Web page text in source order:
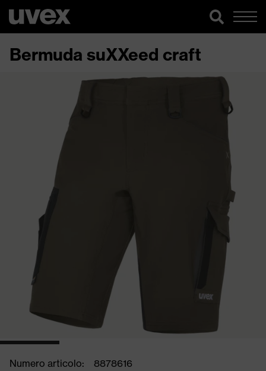
Bermuda suXXeed craft
Numero articolo:
8878616